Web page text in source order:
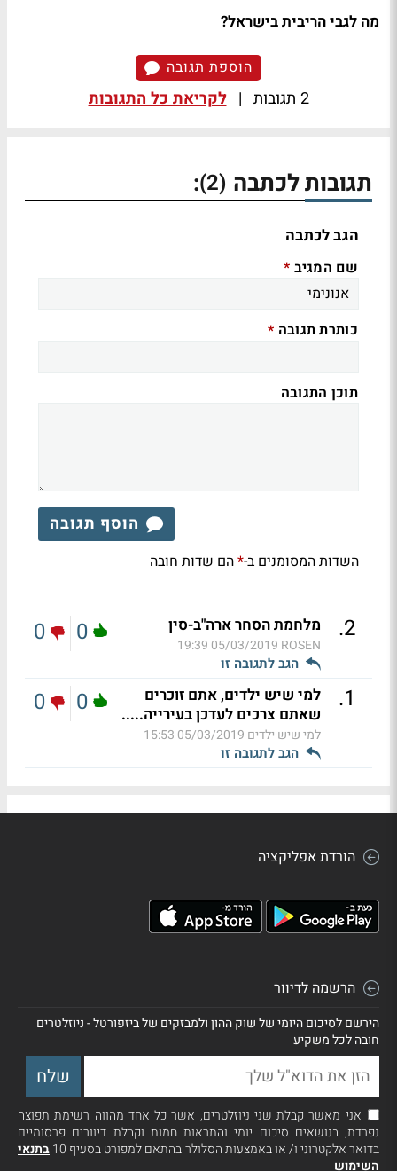
מה לגבי הריבית בישראל?
הוספת תגובה
2 תגובות | לקריאת כל התגובות
תגובות לכתבה (2)
:
הגב לכתבה
שם המגיב *
כותרת תגובה *
תוכן התגובה
הוסף תגובה
השדות המסומנים ב-*הם שדות חובה
2
. מלחמת הסחר ארה"ב-סין
ROSEN
05/03/2019 19:39
הגב לתגובה זו
0
0
1
.
למי שיש ילדים, אתם זוכרים
שאתם צרכים לעדכן בעירייה.....
למי שיש ילדים 05/03/2019 15:53
הגב לתגובה זו
0
0
הורדת אפליקציה
הרשמה לדיוור
הירשם לסיכום היומי של שוק ההון ולמבזקים של ביזפורטל - ניוזלטרים
חובה לכל משקיע
אני מאשר קבלת שני ניוזלטרים, אשר כל אחד מהווה רשימת תפוצה
נפרדת, בנושאים סיכום יומי והתראות חמות וקבלת דיוורים פרסומיים
בדואר אלקטרוני ו/ או באמצעות הסלולר בהתאם למפורט בסעיף 10
בתנאי
השימוש